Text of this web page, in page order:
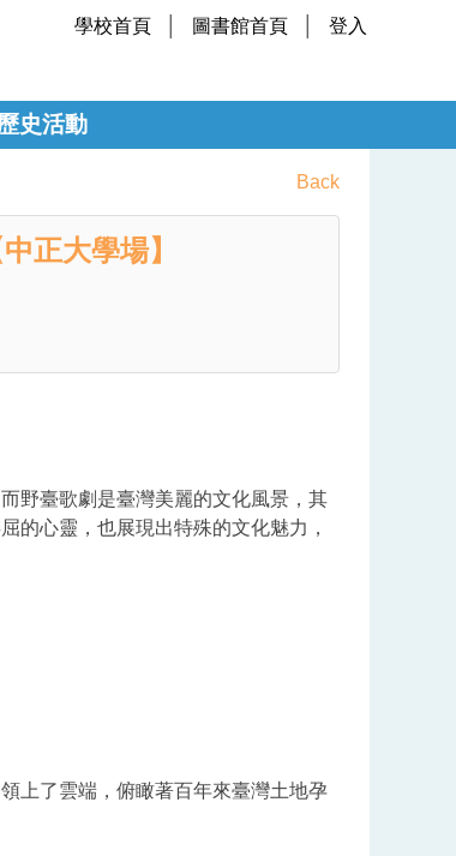
學校首頁 圖書館首頁 登入
歷史活動
Back
正大學場】
野臺歌劇是臺灣美麗的文化風景，其
的心靈，也展現出特殊的文化魅力，
上了雲端，俯瞰著百年來臺灣土地孕